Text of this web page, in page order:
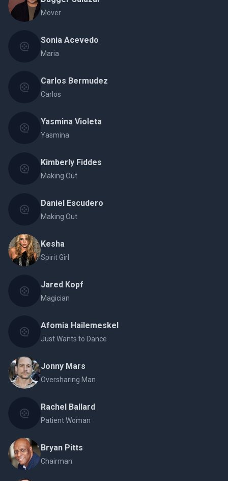
Mover
Sonia Acevedo
Maria
Carlos Bermudez
Carlos
Yasmina Violeta
Yasmina
Kimberly Fiddes
Making Out
Daniel Escudero
Making Out
Kesha
Spirit Girl
Jared Kopf
Magician
Afomia Hailemeskel
Just Wants to Dance
Jonny Mars
Oversharing Man
Rachel Ballard
Patient Woman
Bryan Pitts
Chairman